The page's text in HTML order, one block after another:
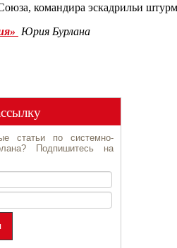
командира эскадрильи
Юрия Бурлана